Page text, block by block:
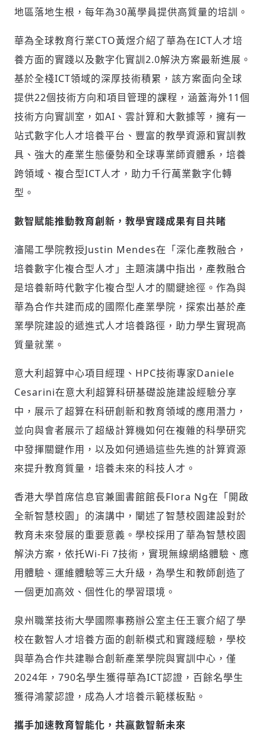
登入或註冊
掌握國際政經脈動
參與下一波全球科技革命
輸入 Email 驗證碼
(十分鐘內有效)
驗證
地區落地生根，每年為30萬學員提供高質量的培訓。
華為全球教育行業CTO黃煜介紹了華為在ICT人才培
養方面的實踐以及數字化實訓2.0解決方案最新進展。
基於全棧ICT領域的深厚技術積累，該方案面向全球
提供22個技術方向和項目管理的課程，涵蓋海外11個
技術方向實訓室，如AI、雲計算和大數據等，擁有一
站式數字化人才培養平台、豐富的教學資源和實訓教
具、強大的產業生態優勢和全球專業師資體系，培養
跨領域、複合型ICT人才，助力千行萬業數字化轉
型。
數智賦能推動教育創新，教學實踐成果有目共睹
瀋陽工學院教授Justin Mendes在「深化產教融合，
培養數字化複合型人才」主題演講中指出，產教融合
是培養新時代數字化複合型人才的關鍵途徑。作為與
華為合作共建而成的國際化產業學院，探索出基於產
業學院建設的遞進式人才培養路徑，助力學生實現高
質量就業。
意大利超算中心項目經理、HPC技術專家Daniele
Cesarini在意大利超算科研基礎設施建設經驗分享
中，展示了超算在科研創新和教育領域的應用潛力，
並向與會者展示了超級計算機如何在複雜的科學研究
中發揮關鍵作用，以及如何通過這些先進的計算資源
來提升教育質量，培養未來的科技人才。
香港大學首席信息官兼圖書館館長Flora Ng在「開啟
全新智慧校園」的演講中，闡述了智慧校園建設對於
教育未來發展的重要意義。學校採用了華為智慧校園
解決方案，依托Wi-Fi 7技術，實現無線網絡體驗、應
用體驗、運維體驗等三大升級，為學生和教師創造了
一個更加高效、個性化的學習環境。
泉州職業技術大學國際事務辦公室主任王寰介紹了學
校在數智人才培養方面的創新模式和實踐經驗，學校
與華為合作共建聯合創新產業學院與實訓中心，僅
2024年，790名學生獲得華為ICT認證，百餘名學生
獲得鴻蒙認證，成為人才培養示範樣板點。
攜手加速教育智能化，共贏數智新未來